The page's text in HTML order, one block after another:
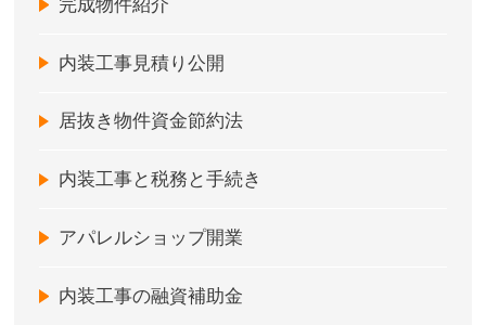
完成物件紹介
内装工事見積り公開
居抜き物件資金節約法
内装工事と税務と手続き
アパレルショップ開業
内装工事の融資補助金